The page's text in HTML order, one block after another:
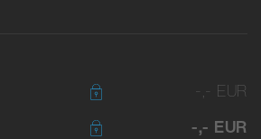
-,- EUR
-,- EUR